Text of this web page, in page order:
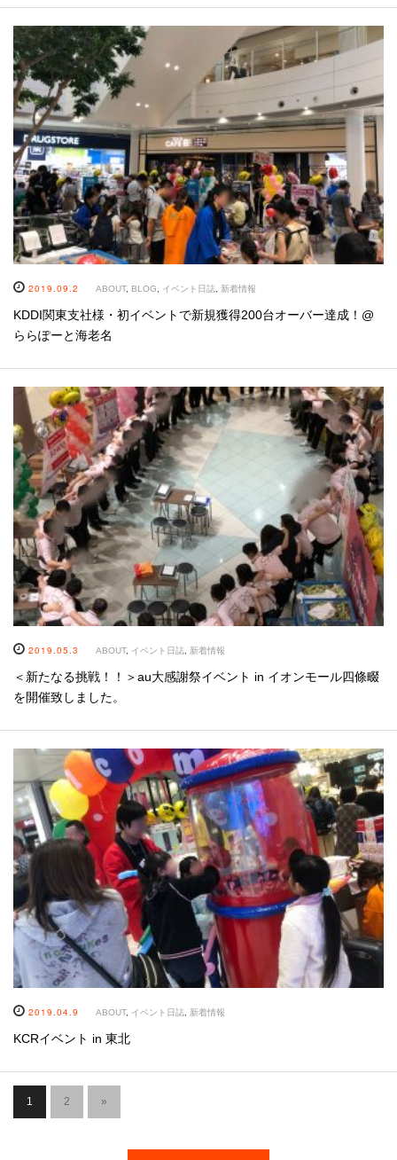
2019.09.2 ABOUT, BLOG, イベント日誌, 新着情報
KDDI関東支社様・初イベントで新規獲得200台オーバー達成！@
ららぽーと海老名
2019.05.3 ABOUT, イベント日誌 新着情報
＜新たなる挑戦！！＞au大感謝祭イベント in イオンモール四條畷
を開催致しました。
2019.04.9 ABOUT, イベント日誌 新着情報
KCRイベント in 東北
1 2 »